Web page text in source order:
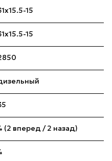
15
15
(2 вперед / 2 назад)